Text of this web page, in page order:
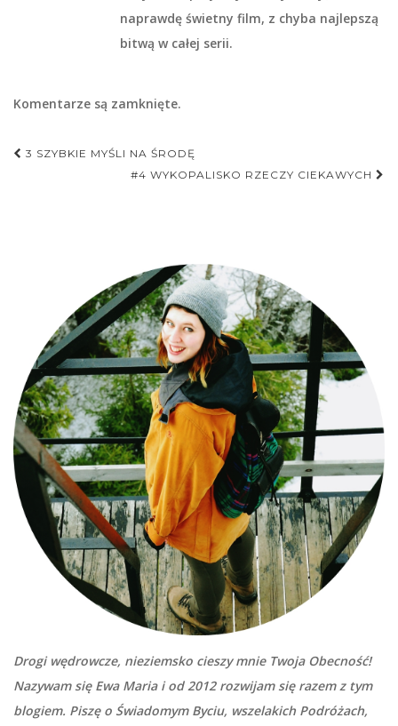
naprawdę świetny film, z chyba najlepszą
bitwą w całej serii.
Komentarze są zamknięte.
Nawigacja
3 SZYBKIE MYŚLI NA ŚRODĘ
#4 WYKOPALISKO RZECZY CIEKAWYCH
Drogi wędrowcze, nieziemsko cieszy mnie Twoja Obecność!
Nazywam się Ewa Maria i od 2012 rozwijam się razem z tym
blogiem. Piszę o Świadomym Byciu, wszelakich Podróżach,